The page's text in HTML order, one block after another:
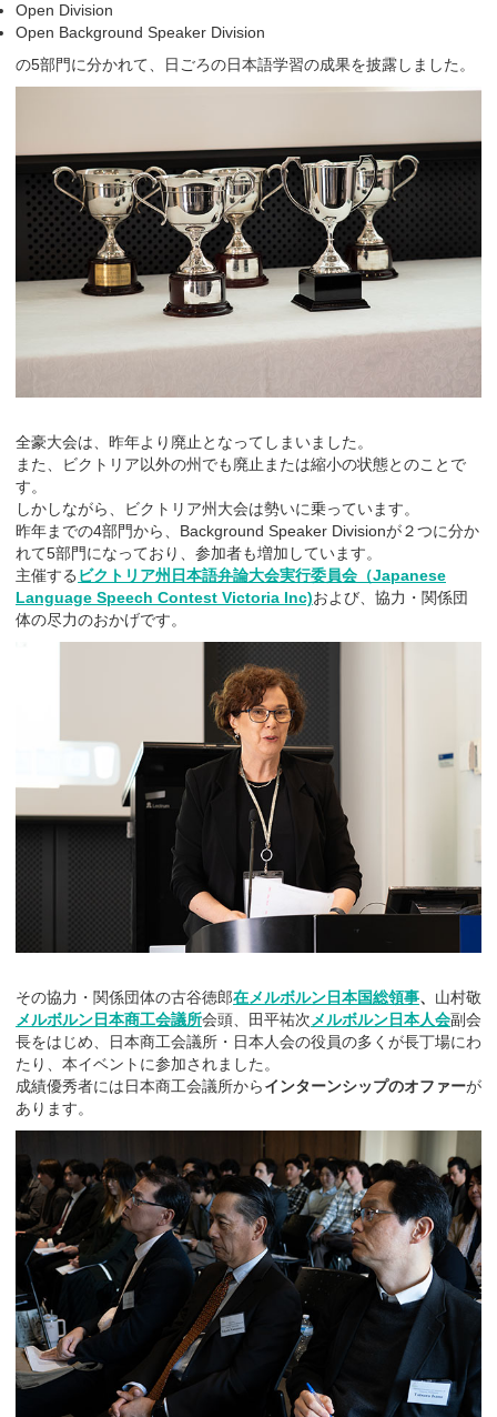
Open Division
Open Background Speaker Division
の5部門に分かれて、日ごろの日本語学習の成果を披露しました。
全豪大会は、昨年より廃止となってしまいました。
また、ビクトリア以外の州でも廃止または縮小の状態とのことで
す。
しかしながら、ビクトリア州大会は勢いに乗っています。
昨年までの4部門から、Background Speaker Divisionが２つに分か
れて5部門になっており、参加者も増加しています。
主催する ビクトリア州日本語弁論大会実行委員会（Japanese
Language Speech Contest Victoria Inc)および、協力・関係団
体の尽力のおかげです。
その協力・関係団体の古谷徳郎在メルボルン日本国総領事、 山村敬
メルボルン日本商工会議所会頭、田平祐次メルボルン日本人会副会
長をはじめ、日本商工会議所・日本人会の役員の多くが長丁場にわ
たり、本イベントに参加されました。
成績優秀者には日本商工会議所からインターンシップのオファーが
あります。